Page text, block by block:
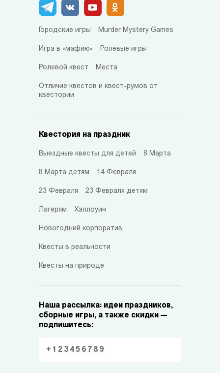
Городские игры Murder Mystery Games
Игра в «мафию» Ролевые игры
Ролевой квест Места
Отличие квестов и квест-румов от
квестории
Квестория на праздник
Выездные квесты для детей 8 Марта
8 Марта детям 14 Февраля
23 Февраля 23 Февраля детям
Лагерям Хэллоуин
Новогодний корпоратив
Квесты в реальности
Квесты на природе
Наша рассылка: идеи праздников,
сборные игры, а также скидки —
подпишитесь: